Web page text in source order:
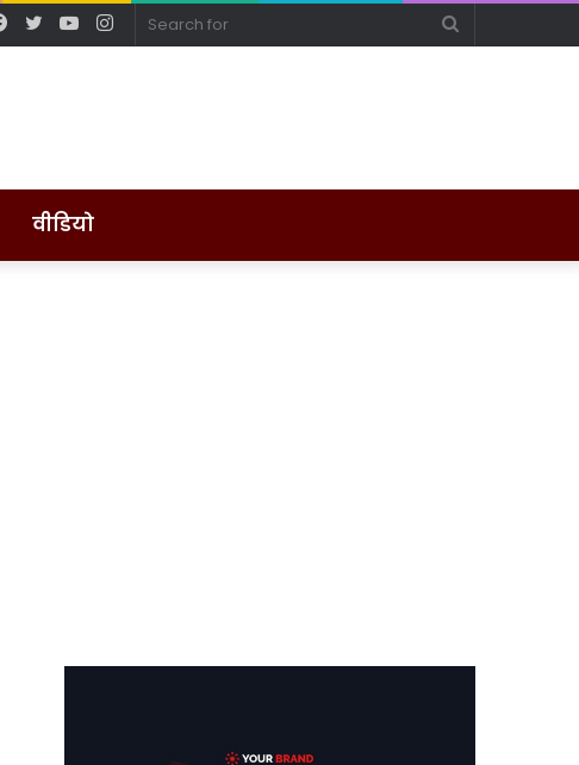
Instagram
YouTube
Twitter
Facebook
वीडियो